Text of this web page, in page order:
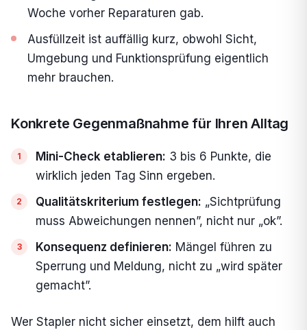
Woche vorher Reparaturen gab.
Ausfüllzeit ist auffällig kurz, obwohl Sicht,
Umgebung und Funktionsprüfung eigentlich
mehr brauchen.
Konkrete Gegenmaßnahme für Ihren Alltag
Mini-Check etablieren: 3 bis 6 Punkte, die
wirklich jeden Tag Sinn ergeben.
Qualitätskriterium festlegen: „Sichtprüfung
muss Abweichungen nennen”, nicht nur „ok”.
Konsequenz definieren: Mängel führen zu
Sperrung und Meldung, nicht zu „wird später
gemacht”.
Wer Stapler nicht sicher einsetzt, dem hilft auch